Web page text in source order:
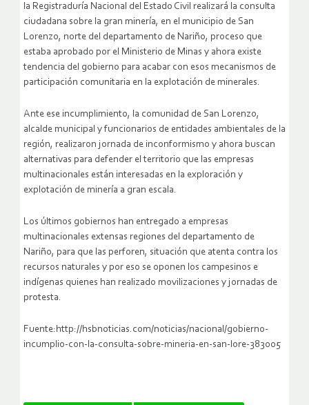
la Registraduría Nacional del Estado Civil realizará la consulta
ciudadana sobre la gran minería, en el municipio de San
Lorenzo, norte del departamento de Nariño, proceso que
estaba aprobado por el Ministerio de Minas y ahora existe
tendencia del gobierno para acabar con esos mecanismos de
participación comunitaria en la explotación de minerales.
Ante ese incumplimiento, la comunidad de San Lorenzo,
alcalde municipal y funcionarios de entidades ambientales de la
región, realizaron jornada de inconformismo y ahora buscan
alternativas para defender el territorio que las empresas
multinacionales están interesadas en la exploración y
explotación de minería a gran escala.
Los últimos gobiernos han entregado a empresas
multinacionales extensas regiones del departamento de
Nariño, para que las perforen, situación que atenta contra los
recursos naturales y por eso se oponen los campesinos e
indígenas quienes han realizado movilizaciones y jornadas de
protesta.
Fuente:http://hsbnoticias.com/noticias/nacional/gobierno-
incumplio-con-la-consulta-sobre-mineria-en-san-lore-383005